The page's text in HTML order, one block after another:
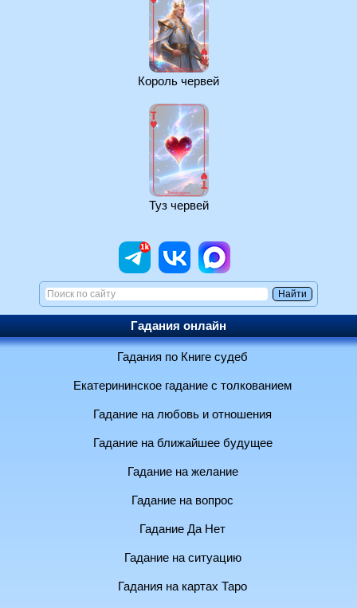
Король червей
Туз червей
Гадания онлайн
Гадания по Книге судеб
Екатерининское гадание с толкованием
Гадание на любовь и отношения
Гадание на ближайшее будущее
Гадание на желание
Гадание на вопрос
Гадание Да Нет
Гадание на ситуацию
Гадания на картах Таро